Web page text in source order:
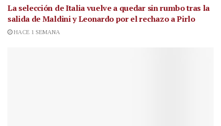
La selección de Italia vuelve a quedar sin rumbo tras la
salida de Maldini y Leonardo por el rechazo a Pirlo
HACE 1 SEMANA